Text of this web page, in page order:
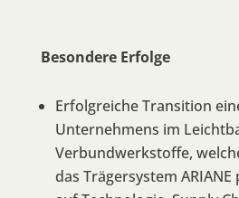
Besondere Erfolge
Erfolgreiche Transition
Unternehmens im
Verbundwerkstoffe,
das Trägersystem